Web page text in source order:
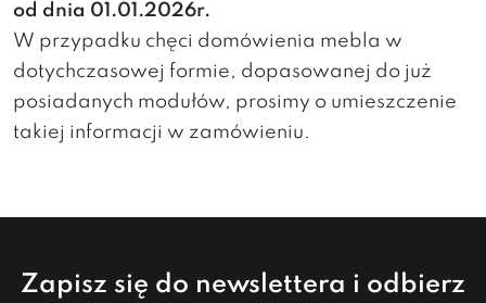
od dnia 01.01.2026r.
W przypadku chęci domówienia mebla w
dotychczasowej formie, dopasowanej do już
posiadanych modułów, prosimy o umieszczenie
takiej informacji w zamówieniu.
Zapisz się do newslettera i odbierz